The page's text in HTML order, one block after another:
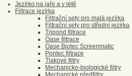
Jezírko na jaře a v létě
Filtrace jezírka
Filtrační sety pro malá jezírka
Filtrační sety pro střední jezírka
Tripond filtrace
Oase filtrace
Oase Biotec Screenmatic
Pontec filtrace
Tlakové filtry
Mechanicko-biologické filtry
Mechanické předfiltry